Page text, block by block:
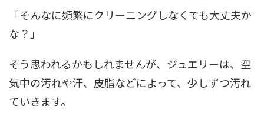
「そんなに頻繁にクリーニングしなくても大丈夫か
な？」
そう思われるかもしれませんが、ジュエリーは、空
気中の汚れや汗、皮脂などによって、少しずつ汚れ
ていきます。